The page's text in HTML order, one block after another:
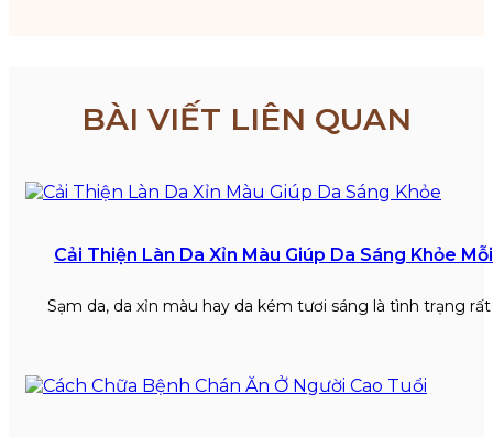
BÀI VIẾT LIÊN QUAN
Cải Thiện Làn Da Xỉn Màu Giúp Da Sáng Khỏe
Sạm da, da xỉn màu hay da kém tươi sáng là tình trạng